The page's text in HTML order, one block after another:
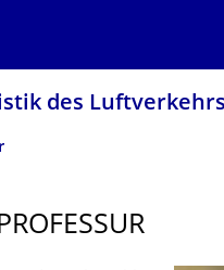
des Luftverkehrs